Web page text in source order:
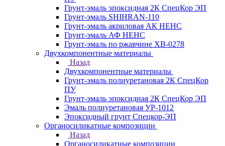
Грунт-эмаль эпоксидная 2К СпецКор ЭП
Грунт-эмаль SHIHRAN-110
Грунт-эмаль акриловая АК НЕНС
Грунт-эмаль АФ НЕНС
Грунт-эмаль по ржавчине ХВ-0278
Двухкомпонентные материалы
Назад
Двухкомпонентные материалы
Грунт-эмаль полиуретановая 2К СпецКор
ПУ
Грунт-эмаль эпоксидная 2К СпецКор ЭП
Эмаль полиуретановая УР-1012
Эпоксидный грунт Спецкор-ЭП
Органосиликатные композиции
Назад
Органосиликатные композиции